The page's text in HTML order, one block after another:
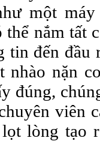
một
thể nắm tất
tin đến đầu
nhào nặn
đúng,
viên
lòng tạo